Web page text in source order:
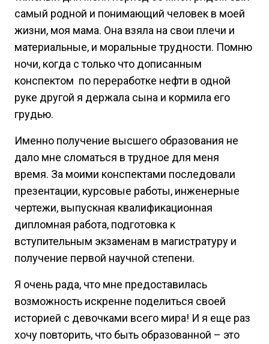
самый родной и понимающий человек в моей
жизни, моя мама. Она взяла на свои плечи и
материальные, и моральные трудности. Помню
ночи, когда с только что дописанным
конспектом по переработке нефти в одной
руке другой я держала сына и кормила его
грудью.
Именно получение высшего образования не
дало мне сломаться в трудное для меня
время. За моими конспектами последовали
презентации, курсовые работы, инженерные
чертежи, выпускная квалификационная
дипломная работа, подготовка к
вступительным экзаменам в магистратуру и
получение первой научной степени.
Я очень рада, что мне предоставилась
возможность искренне поделиться своей
историей с девочками всего мира! И я еще раз
хочу повторить, что быть образованной – это